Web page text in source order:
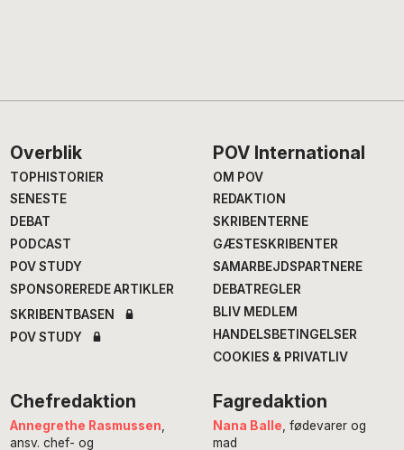
Footer
Overblik
TOPHISTORIER
SENESTE
DEBAT
PODCAST
POV STUDY
SPONSOREREDE ARTIKLER
SKRIBENTBASEN
POV STUDY
POV International
OM POV
REDAKTION
SKRIBENTERNE
GÆSTESKRIBENTER
SAMARBEJDSPARTNERE
DEBATREGLER
BLIV MEDLEM
HANDELSBETINGELSER
COOKIES & PRIVATLIV
Chefredaktion
Annegrethe Rasmussen
ansv. chef- og
Fagredaktion
Nana Balle , fødevarer og
mad